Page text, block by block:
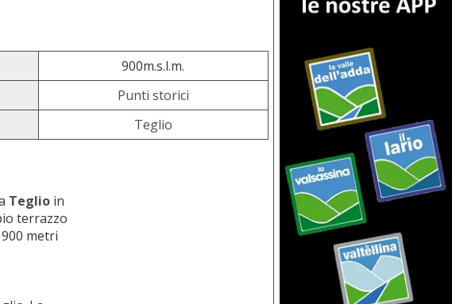
900m.s.l.m.
Punti storici
Teglio
Teglioin
terrazzo
metri